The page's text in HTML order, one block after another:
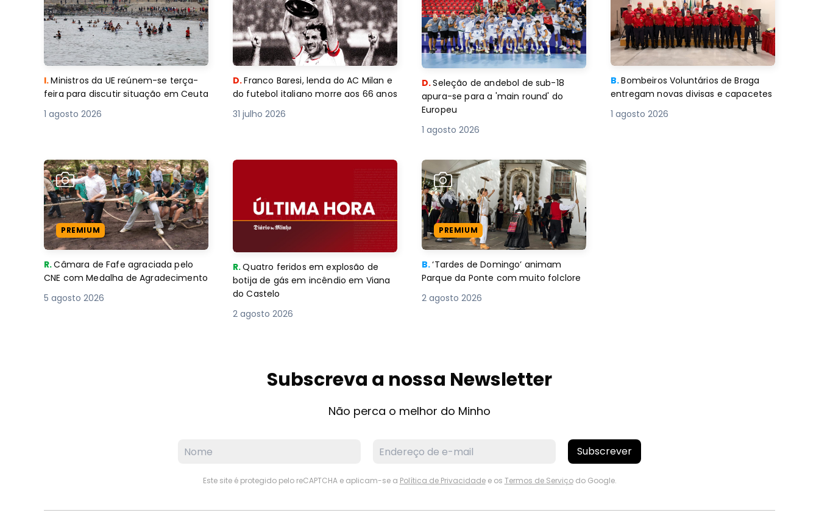
I.Ministros da UE reúnem-se terça-
feira para discutir situação em Ceuta
1 agosto 2026
D.Franco Baresi, lenda do AC Milan e
do futebol italiano morre aos 66 anos
31 julho 2026
D.Seleção de andebol de sub-18
apura-se para a 'main round' do
Europeu
1 agosto 2026
B.Bombeiros Voluntários de Braga
entregam novas divisas e capacetes
1 agosto 2026
PREMIUM
R.Câmara de Fafe agraciada pelo
CNE com Medalha de Agradecimento
5 agosto 2026
R.Quatro feridos em explosão de
botija de gás em incêndio em Viana
do Castelo
2 agosto 2026
PREMIUM
B.‘Tardes de Domingo’ animam
Parque da Ponte com muito folclore
2 agosto 2026
Subscreva a nossa Newsletter
Não perca o melhor do Minho
Subscrever
Este site é protegido pelo reCAPTCHA e aplicam-se a Política de Privacidadee os Termos de Serviçodo Google.